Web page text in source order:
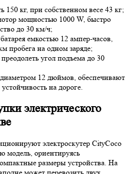
150 кг, при собственном весе 43 кг;
мощностью 1000 W, быстро
до 30 км/ч;
емкостью 12 ампер-часов,
пробега на одном заряде;
угол подъема до 30
12 дюймов, обеспечивают
на дороге.
электрического
электроскутер CityCoco
модель, ориентируясь
размеры устройства. На
может перевозить двух